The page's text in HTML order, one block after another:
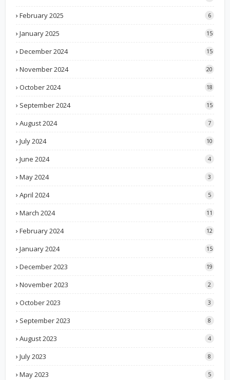
February 2025 6
January 2025 15
December 2024 15
November 2024 20
October 2024 18
September 2024 15
August 2024 7
July 2024 10
June 2024 4
May 2024 3
April 2024 5
March 2024 11
February 2024 12
January 2024 15
December 2023 19
November 2023 2
October 2023 3
September 2023 8
August 2023 4
July 2023 8
May 2023 5